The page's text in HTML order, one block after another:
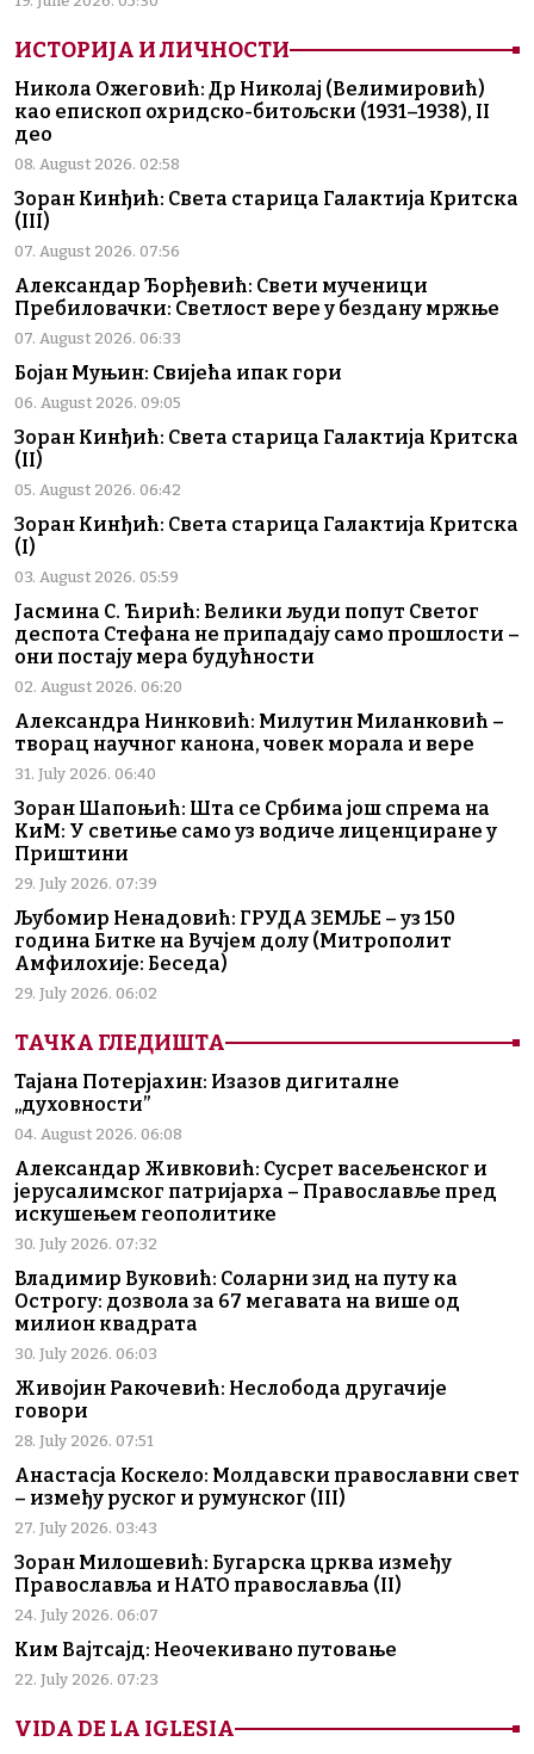
ИСТОРИЈА И ЛИЧНОСТИ
Никола Ожеговић: Др Николај (Велимировић)
као епископ охридско-битољски (1931–1938), II
део
08. August 2026. 02:58
Зоран Кинђић: Света старица Галактија Критска
(III)
07. August 2026. 07:56
Александар Ђорђевић: Свети мученици
Пребиловачки: Светлост вере у бездану мржње
07. August 2026. 06:33
Бојан Муњин: Свијећа ипак гори
06. August 2026. 09:05
Зоран Кинђић: Света старица Галактија Критска
(II)
05. August 2026. 06:42
Зоран Кинђић: Света старица Галактија Критска
(I)
03. August 2026. 05:59
Јасмина С. Ћирић: Велики људи попут Светог
деспота Стефана не припадају само прошлости –
они постају мера будућности
02. August 2026. 06:20
Александра Нинковић: Милутин Миланковић –
творац научног канона, човек морала и вере
31. July 2026. 06:40
Зоран Шапоњић: Шта се Србима још спрема на
КиМ: У светиње само уз водиче лиценциране у
Приштини
29. July 2026. 07:39
Љубомир Ненадовић: ГРУДА ЗЕМЉЕ – уз 150
година Битке на Вучјем долу (Митрополит
Амфилохије: Беседа)
29. July 2026. 06:02
ТАЧКА ГЛЕДИШТА
Тајана Потерјахин: Изазов дигиталне
„духовности”
04. August 2026. 06:08
Александар Живковић: Сусрет васељенског и
јерусалимског патријарха – Православље пред
искушењем геополитике
30. July 2026. 07:32
Владимир Вуковић: Соларни зид на путу ка
Острогу: дозвола за 67 мегавата на више од
милион квадрата
30. July 2026. 06:03
Живојин Ракочевић: Неслобода другачије
говори
28. July 2026. 07:51
Анастасја Коскело: Молдавски православни свет
– између руског и румунског (III)
27. July 2026. 03:43
Зоран Милошевић: Бугарска црква између
Православља и НАТО православља (II)
24. July 2026. 06:07
Ким Вајтсајд: Неочекивано путовање
22. July 2026. 07:23
VIDA DE LA IGLESIA